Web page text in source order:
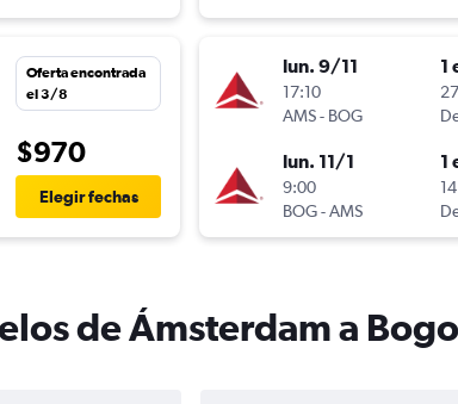
Oferta encontrada
el 3/8
$970
Elegir fechas
lun. 9/11
17:10
AMS- BOG
1
lun. 11/1
9:00
BOG-AMS
1
de Ámsterdam a